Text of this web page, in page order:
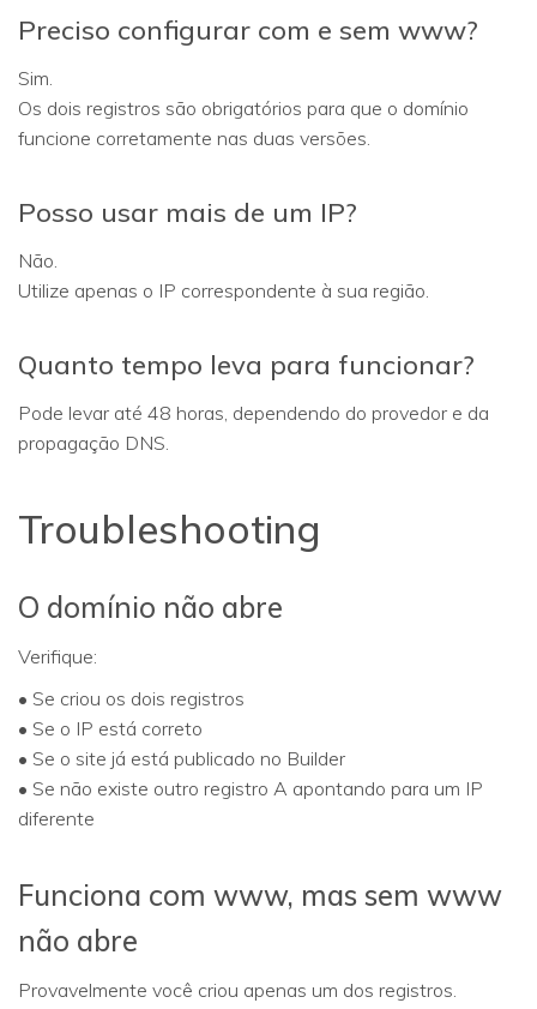
Preciso configurar com e sem www?
Sim.
Os dois registros são obrigatórios para que o domínio
funcione corretamente nas duas versões.
Posso usar mais de um IP?
Não.
Utilize apenas o IP correspondente à sua região.
Quanto tempo leva para funcionar?
Pode levar até 48 horas, dependendo do provedor e da
propagação DNS.
Troubleshooting
O domínio não abre
Verifique:
• Se criou os dois registros
• Se o IP está correto
• Se o site já está publicado no Builder
• Se não existe outro registro A apontando para um IP
diferente
Funciona com www, mas sem www
não abre
Provavelmente você criou apenas um dos registros.